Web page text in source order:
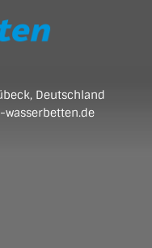
Deutschland